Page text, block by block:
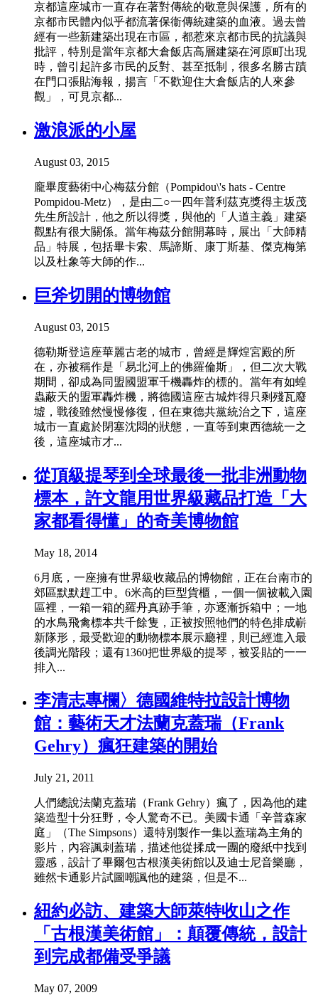
京都這座城市一直存在著對傳統的敬意與保護，所有的
京都市民體內似乎都流著保衞傳統建築的血液。過去曾
經有一些新建築出現在市區，都惹來京都市民的抗議與
批評，特別是當年京都大倉飯店高層建築在河原町出現
時，曾引起許多市民的反對、甚至抵制，很多名勝古蹟
在門口張貼海報，揚言「不歡迎住大倉飯店的人來參
觀」，可見京都...
激浪派的小屋
August 03, 2015
龐畢度藝術中心梅茲分館（Pompidou\'s hats - Centre
Pompidou-Metz），是由二○一四年普利茲克獎得主坂茂
先生所設計，他之所以得獎，與他的「人道主義」建築
觀點有很大關係。當年梅茲分館開幕時，展出「大師精
品」特展，包括畢卡索、馬諦斯、康丁斯基、傑克梅第
以及杜象等大師的作...
巨斧切開的博物館
August 03, 2015
德勒斯登這座華麗古老的城市，曾經是輝煌宮殿的所
在，亦被稱作是「易北河上的佛羅倫斯」，但二次大戰
期間，卻成為同盟國盟軍千機轟炸的標的。當年有如蝗
蟲蔽天的盟軍轟炸機，將德國這座古城炸得只剩殘瓦廢
墟，戰後雖然慢慢修復，但在東德共黨統治之下，這座
城市一直處於閉塞沈悶的狀態，一直等到東西德統一之
後，這座城市才...
從頂級提琴到全球最後一批非洲動物
標本，許文龍用世界級藏品打造「大
家都看得懂」的奇美博物館
May 18, 2014
6月底，一座擁有世界級收藏品的博物館，正在台南市的
郊區默默趕工中。6米高的巨型貨櫃，一個一個被載入園
區裡，一箱一箱的羅丹真跡手筆，亦逐漸拆箱中；一地
的水鳥飛禽標本共千餘隻，正被按照牠們的特色排成嶄
新隊形，最受歡迎的動物標本展示廳裡，則已經進入最
後調光階段；還有1360把世界級的提琴，被妥貼的一一
排入...
李清志專欄〉德國維特拉設計博物
館：藝術天才法蘭克蓋瑞（Frank
Gehry）瘋狂建築的開始
July 21, 2011
人們總說法蘭克蓋瑞（Frank Gehry）瘋了，因為他的建
築造型十分狂野，令人驚奇不已。美國卡通「辛普森家
庭」（The Simpsons）還特別製作一集以蓋瑞為主角的
影片，內容諷刺蓋瑞，描述他從揉成一團的廢紙中找到
靈感，設計了畢爾包古根漢美術館以及迪士尼音樂廳，
雖然卡通影片試圖嘲諷他的建築，但是不...
紐約必訪、建築大師萊特收山之作
「古根漢美術館」：顛覆傳統，設計
到完成都備受爭議
May 07, 2009